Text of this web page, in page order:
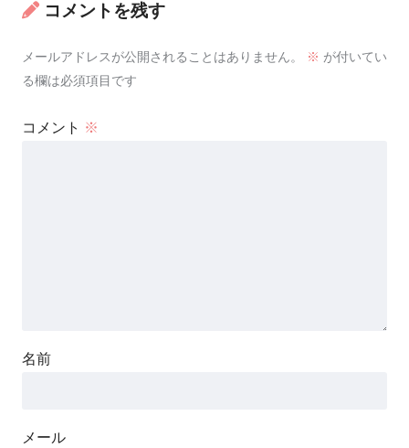
コメントを残す
メールアドレスが公開されることはありません。 ※ が付いてい
る欄は必須項目です
コメント ※
名前
メール